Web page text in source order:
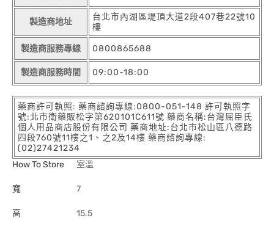
製造商地址
台北市內湖區堤頂大道2段407巷22號10
樓
製造商服務專線 0800865688
製造商服務時間 09:00-18:00
藥商許可執照: 藥商諮詢專線:0800-051-148 許可執照字
號:北市衛藥販松字第620101C611號 藥商名稱:台灣屈臣氏
個人用品商店股份有限公司 藥商地址:台北市松山區八德路
四段760號11樓之1、之2及14樓 藥商諮詢專線:
(02)27421234
How To Store
室溫
寬 7
高 15.5